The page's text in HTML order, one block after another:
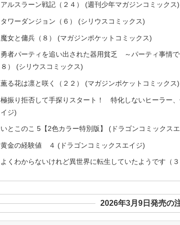
アルスラーン戦記（２４） (週刊少年マガジンコミックス)
タワーダンジョン（６） (シリウスコミックス)
魔女と傭兵（８） (マガジンポケットコミックス)
勇者パーティを追い出された器用貧乏 ～パーティ事情
８） (シリウスコミックス)
薫る花は凛と咲く（２２） (マガジンポケットコミックス)
極振り拒否して手探りスタート！ 特化しないヒーラー
イジ)
いとこのこ 5【2色カラー特別版】 (ドラゴンコミックス
黄金の経験値 ４ (ドラゴンコミックスエイジ)
よくわからないけれど異世界に転生していたようです（
2026年3月9日発売の